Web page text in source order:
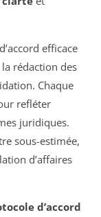
efficace
rédaction des
Chaque
refléter
juridiques.
sous-estimée,
d’affaires
d’accord